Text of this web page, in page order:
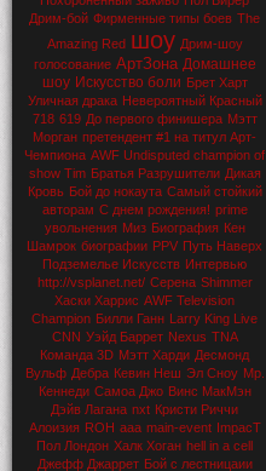
Дрим-бой Фирменные типы боев The
Amazing Red шоу Дрим-шоу
голосование АртЗона Домашнее
шоу Искусство боли Брет Харт
Уличная драка Невероятный Красный
718 619 До первого финишера Мэтт
Морган претендент #1 на титул Арт-
Чемпиона AWF Undisputed champion of
show Tim Братья Разрушители Дикая
Кровь Бой до нокаута Самый стойкий
авторам С днем рождения! prime
увольнения Миз Биография Кен
Шамрок биографии PPV Путь Наверх
Подземелье Искусств Интервью
http://vsplanet.net/ Серена Shimmer
Хаски Харрис AWF Television
Champion Билли Ганн Larry King Live
CNN Уэйд Баррет Nexus TNA
Команда 3D Мэтт Харди Десмонд
Вульф Дебра Кевин Неш Эл Сноу Мр.
Кеннеди Самоа Джо Винс МакМэн
Дэйв Лагана nxt Кристи Риччи
Алоизия ROH aaa main-event ImpacT
Пол Лондон Халк Хоган hell in a cell
Джефф Джаррет Бой с лестницаии